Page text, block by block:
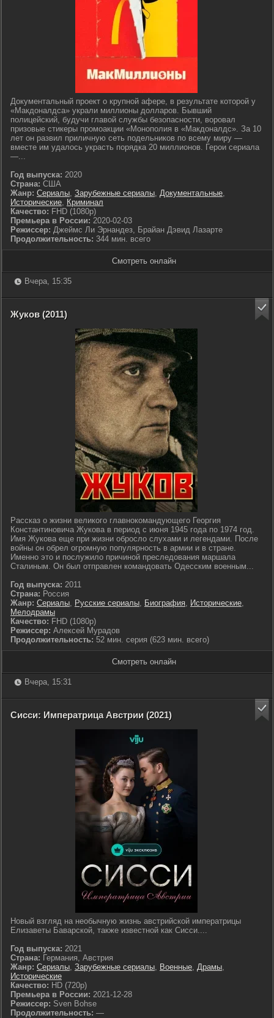
Документальный проект о крупной афере, в результате которой у
«Макдоналдса» украли миллионы долларов. Бывший
полицейский, будучи главой службы безопасности, воровал
призовые стикеры промоакции «Монополия в «Макдоналдс». За 10
лет он развил приличную сеть подельников по всему миру —
вместе им удалось украсть порядка 20 миллионов. Герои сериала
—...
Год выпуска: 2020
Страна: США
Жанр: Сериалы, Зарубежные сериалы, Документальные,
Исторические, Криминал
Качество: FHD (1080p)
Премьера в России: 2020-02-03
Режиссер: Джеймс Ли Эрнандез, Брайан Дэвид Лазарте
Продолжительность: 344 мин. всего
Смотреть онлайн
Вчера, 15:35
Жуков (2011)
Рассказ о жизни великого главнокомандующего Георгия
Константиновича Жукова в период с июня 1945 года по 1974 год.
Имя Жукова еще при жизни обросло слухами и легендами. После
войны он обрел огромную популярность в армии и в стране.
Именно это и послужило причиной преследования маршала
Сталиным. Он был отправлен командовать Одесским военным...
Год выпуска: 2011
Страна: Россия
Жанр: Сериалы, Русские сериалы, Биография, Исторические,
Мелодрамы
Качество: FHD (1080p)
Режиссер: Алексей Мурадов
Продолжительность: 52 мин. серия (623 мин. всего)
Смотреть онлайн
Вчера, 15:31
Сисси: Императрица Австрии (2021)
Новый взгляд на необычную жизнь австрийской императрицы
Елизаветы Баварской, также известной как Сисси....
Год выпуска: 2021
Страна: Германия, Австрия
Жанр: Сериалы, Зарубежные сериалы, Военные, Драмы,
Исторические
Качество: HD (720p)
Премьера в России: 2021-12-28
Режиссер: Sven Bohse
Продолжительность: —